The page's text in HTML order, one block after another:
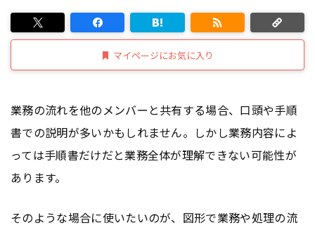
マイページにお気に入り
業務の流れを他のメンバーと共有する場合、口頭や手順
書での説明が多いかもしれません。しかし業務内容によ
っては手順書だけだと業務全体が理解できない可能性が
あります。
そのような場合に使いたいのが、図形で業務や処理の流